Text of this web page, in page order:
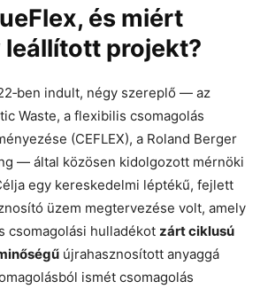
és miért
projekt?
indult, négy szereplő — az
Waste, a flexibilis csomagolás
(CEFLEX), a Roland Berger
— által közösen kidolgozott mérnöki
egy kereskedelmi léptékű, fejlett
üzem megtervezése volt, amely
csomagolási hulladékot zárt ciklusú
újrahasznosított anyaggá
ismét csomagolás